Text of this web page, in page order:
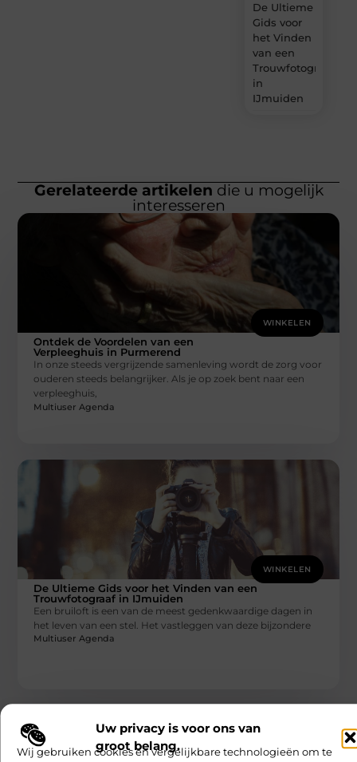
Uw privacy is voor ons van
groot belang.
Wij gebruiken cookies en vergelijkbare technologieën om te
De Ultieme
Gids voor
het Vinden
van een
Trouwfotograaf
in
IJmuiden
Gerelateerde artikelen die u mogelijk
interesseren
WINKELEN
Ontdek de Voordelen van een
Verpleeghuis in Purmerend
In onze steeds vergrijzende samenleving wordt de zorg voor
ouderen steeds belangrijker. Als je op zoek bent naar een
verpleeghuis,
Multiuser Agenda
WINKELEN
De Ultieme Gids voor het Vinden van een
Trouwfotograaf in IJmuiden
Een bruiloft is een van de meest gedenkwaardige dagen in
het leven van een stel. Het vastleggen van deze bijzondere
Multiuser Agenda